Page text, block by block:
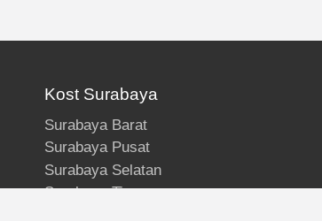
Kost Surabaya
Surabaya Barat
Surabaya Pusat
Surabaya Selatan
Surabaya Timur